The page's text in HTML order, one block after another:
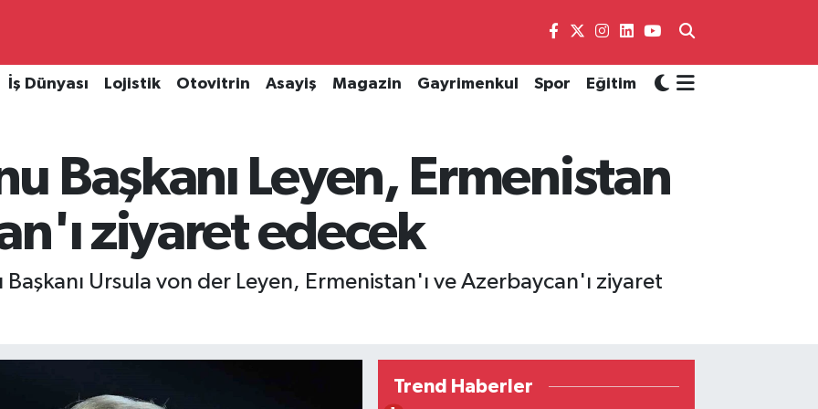
İş Dünyası Lojistik Otovitrin Asayiş Magazin Gayrimenkul Spor Eğitim
Başkanı Leyen, Ermenistan
ziyaret edecek
Ursula von der Leyen, Ermenistan'ı ve Azerbaycan'ı ziyaret
Trend Haberler